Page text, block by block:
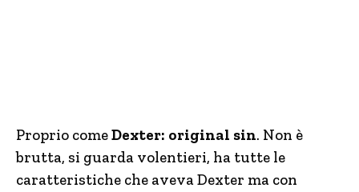
Proprio comeDexter: original sin. Non è
brutta, si guarda volentieri, ha tutte le
caratteristiche che aveva Dexter ma con